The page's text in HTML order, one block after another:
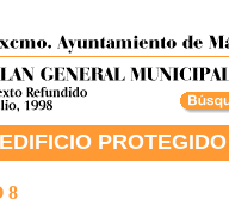
EDIFICIO
8